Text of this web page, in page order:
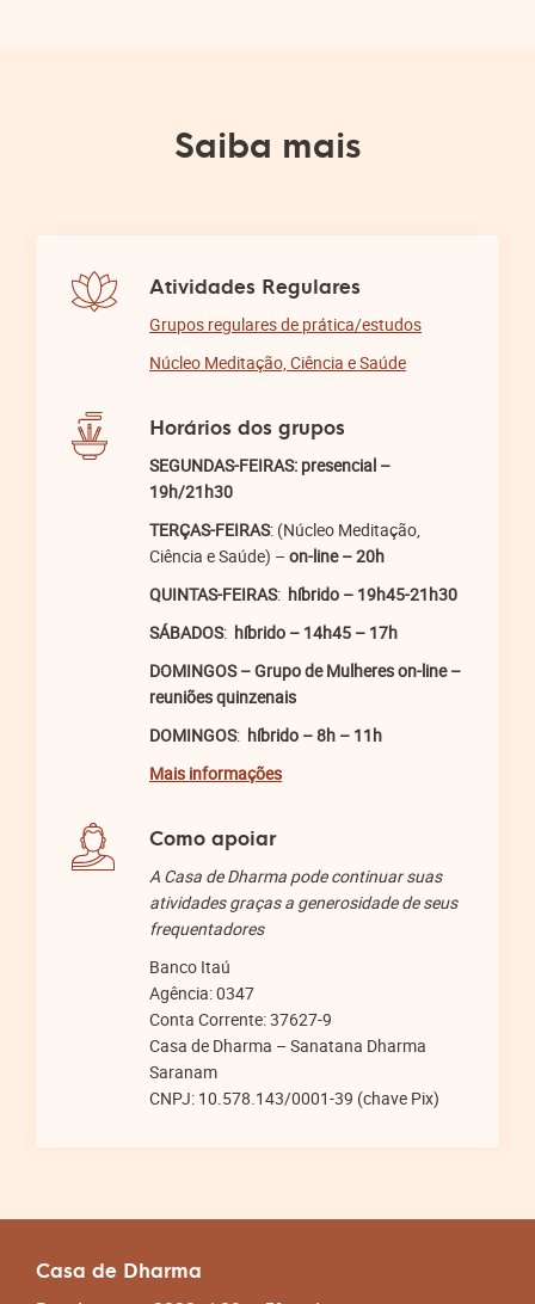
Saiba mais
Atividades Regulares
Grupos regulares de prática/estudos
Núcleo Meditação, Ciência e Saúde
Horários dos grupos
SEGUNDAS-FEIRAS: presencial –
19h/21h30
TERÇAS-FEIRAS: (Núcleo Meditação,
Ciência e Saúde) – on-line – 20h
QUINTAS-FEIRAS: híbrido – 19h45-21h30
SÁBADOS: híbrido – 14h45 – 17h
DOMINGOS – Grupo de Mulhereson-line –
reuniões quinzenais
DOMINGOS: híbrido – 8h – 11h
Mais informações
Como apoiar
A Casa de Dharma pode continuar suas
atividades graças a generosidade de seus
frequentadores
Banco Itaú
Agência: 0347
Conta Corrente: 37627-9
Casa de Dharma – Sanatana Dharma
Saranam
CNPJ: 10.578.143/0001-39 (chave Pix)
Casa de Dharma